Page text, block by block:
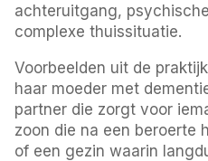
achteruitgang,
complexe thuissituatie.
Voorbeelden uit de
haar moeder met
partner die zorgt voor
zoon die na een beroerte
of een gezin waarin